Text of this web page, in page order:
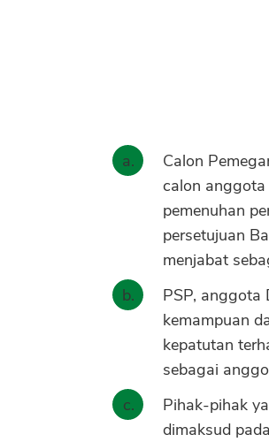
Calon
calon anggota
pemenuhan
persetujuan
menjabat
PSP, anggota
kemampuan
kepatutan
sebagai
Pihak-pihak
dimaksud